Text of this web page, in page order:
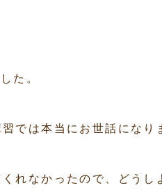
た。
では本当にお世話になり
れなかったので、どう